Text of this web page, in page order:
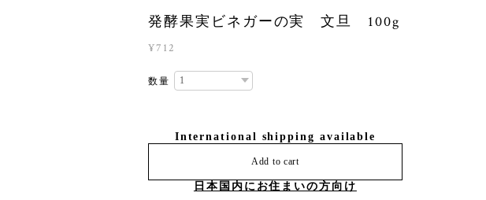
発酵果実ビネガーの実 文旦 100g
¥712
数量
International shipping available
Add to cart
日本国内にお住まいの方向け